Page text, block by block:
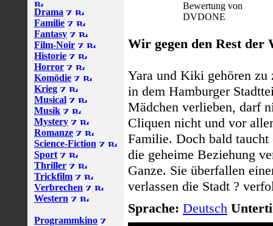
Drama
Familie
Fantasy
Film-Noir
Historie
Horror
Komödie
Krieg
Musical
Musik
Mystery
Romanze
Science-Fiction
Sport
Thriller
Trickfilm
Verbrechen
Western
Programmkino
Bewertung von
DVDONE
Wir gegen den Rest der
Yara und Kiki gehören zu
in dem Hamburger
Mädchen verlieben, darf
Cliquen nicht und vor
Familie. Doch bald
die geheime Beziehung
Ganze. Sie überfallen
verlassen die Stadt ?
Sprache: Deutsch